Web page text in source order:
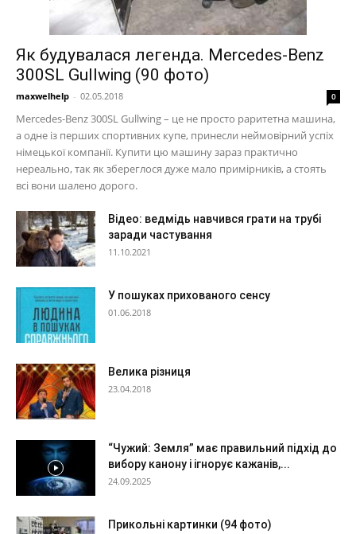
Як будувалася легенда. Mercedes-Benz
300SL Gullwing (90 фото)
maxwelhelp - 02.05.2018 0
Mercedes-Benz 300SL Gullwing – це не просто раритетна машина,
а одне із перших спортивних купе, принесли неймовірний успіх
німецької компанії. Купити цю машину зараз практично
нереально, так як збереглося дуже мало примірників, а стоять
всі вони шалено дорого.
Відео: ведмідь навчився грати на трубі
заради частування
11.10.2021
У пошуках прихованого сенсу
01.06.2018
Велика різниця
23.04.2018
“Чужий: Земля” має правильний підхід до
вибору канону і ігнорує кажанів,...
24.09.2025
Прикольні картинки (94 фото)